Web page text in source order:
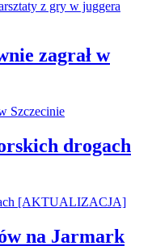
zagrał w
drogach
na Jarmark